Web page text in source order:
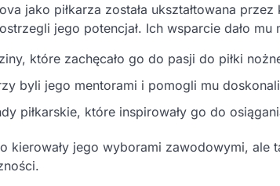
jako piłkarza została ukształtowana
jego potencjał. Ich wsparcie dało
które zachęcało go do pasji do piłki
byli jego mentorami i pomogli mu
piłkarskie, które inspirowały go do
kierowały jego wyborami zawodowymi,